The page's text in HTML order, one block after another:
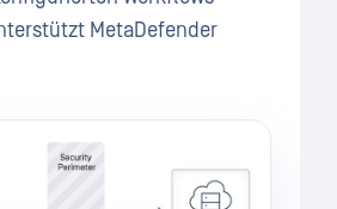
MetaDefender